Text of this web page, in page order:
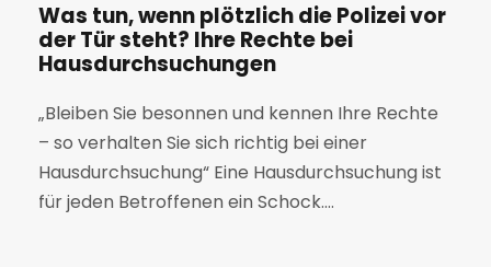
Was tun, wenn plötzlich die Polizei vor
der Tür steht? Ihre Rechte bei
Hausdurchsuchungen
„Bleiben Sie besonnen und kennen Ihre Rechte
– so verhalten Sie sich richtig bei einer
Hausdurchsuchung“ Eine Hausdurchsuchung ist
für jeden Betroffenen ein Schock....